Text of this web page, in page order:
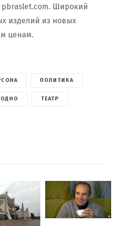
pbraslet.com. Широкий
изделий из новых
ценам.
ПОЛИТИКА
ТЕАТР